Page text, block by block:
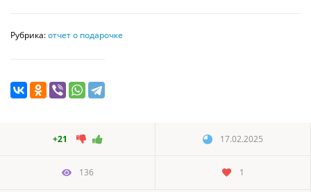
Рубрика:отчет о подарочке
+21 17.02.2025
136 1